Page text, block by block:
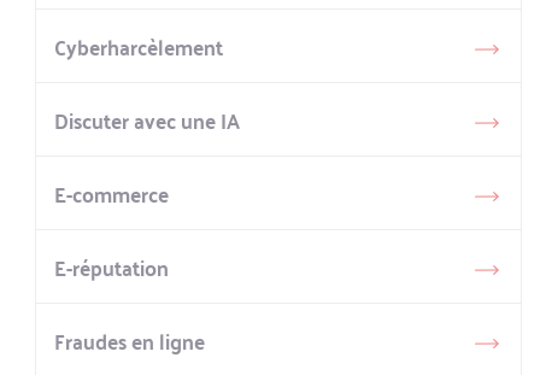
Cyberharcèlement
Discuter avec une IA
E-commerce
E-réputation
Fraudes en ligne